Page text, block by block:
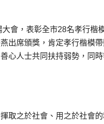
會，表彰全市28名孝行楷
出席頒獎，肯定孝行楷模
心人士共同扶持弱勢，同
取之於社會、用之於社會